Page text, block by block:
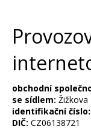
obchodní
se sídlem: Žižkova
identifikační číslo:
DIČ: CZ06138721